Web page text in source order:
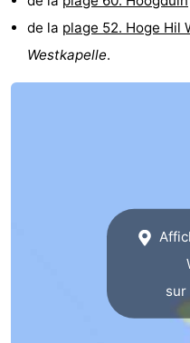
de la plage 52. Hoge Hil
Westkapelle.